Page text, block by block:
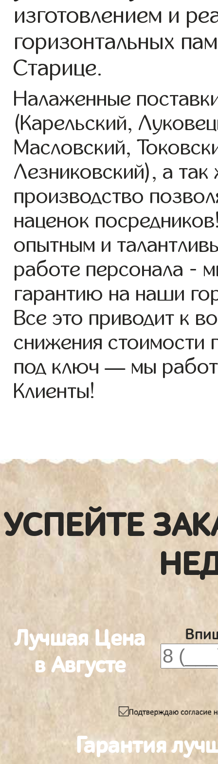
изготовлением и
горизонтальных
Старице.
Налаженные
(Карельский,
Масловский,
Лезниковский), а
производство
наценок
опытным и
работе персонала -
гарантию на наши
Все это приводит к
снижения стоимости
под ключ — мы
Клиенты!
УСПЕЙТЕ
Лучшая Цена
в Августе
Гарантия